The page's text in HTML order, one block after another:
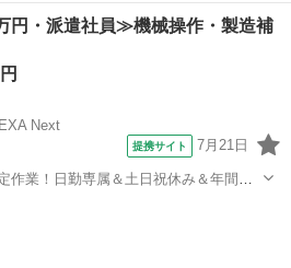
スペーサー
円・派遣社員≫機械操作・製造補
Next
提携サイト 7月21日
作業！日勤専属＆土日祝休み＆年間休